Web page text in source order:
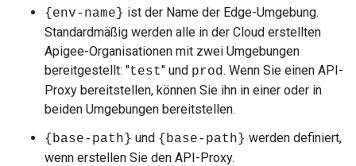
{env-name} ist der Name der Edge-Umgebung.
Standardmäßig werden alle in der Cloud erstellten
Apigee-Organisationen mit zwei Umgebungen
bereitgestellt: "test" und prod. Wenn Sie einen API-
Proxy bereitstellen, können Sie ihn in einer oder in
beiden Umgebungen bereitstellen.
{base-path} und {base-path} werden definiert,
wenn erstellen Sie den API-Proxy.